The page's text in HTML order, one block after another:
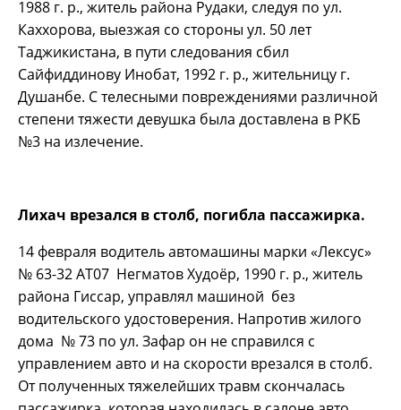
1988 г. р., житель района Рудаки, следуя по ул.
Каххорова, выезжая со стороны ул. 50 лет
Таджикистана, в пути следования сбил
Сайфиддинову Инобат, 1992 г. р., жительницу г.
Душанбе. С телесными повреждениями различной
степени тяжести девушка была доставлена в РКБ
№3 на излечение.
Лихач врезался в столб, погибла пассажирка.
14 февраля водитель автомашины марки «Лексус»
№ 63-32 АТ07 Негматов Худоёр, 1990 г. р., житель
района Гиссар, управлял машиной без
водительского удостоверения. Напротив жилого
дома № 73 по ул. Зафар он не справился с
управлением авто и на скорости врезался в столб.
От полученных тяжелейших травм скончалась